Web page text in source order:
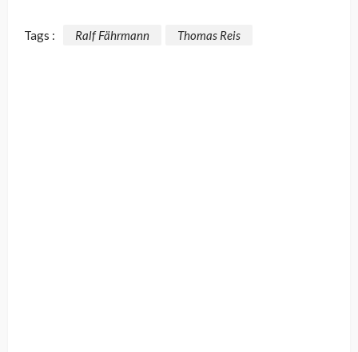
Tags : Ralf Fährmann Thomas Reis